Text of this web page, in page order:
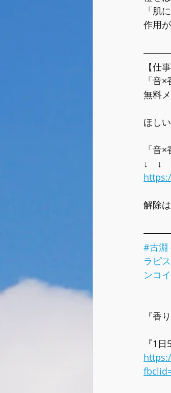
「肌
作用
【仕
「音
無料
ほし
「音
↓　↓
解除
#古淵
ラピ
ンコ
『香
『1